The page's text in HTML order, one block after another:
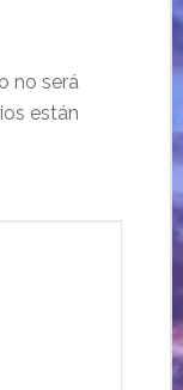
no será
están